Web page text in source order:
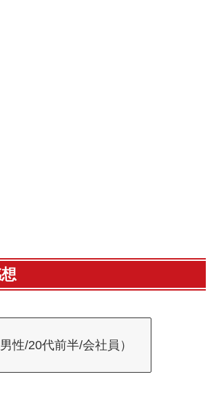
男性/20代前半/会社員）